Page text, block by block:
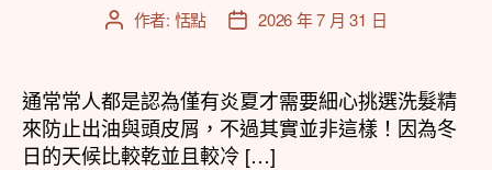
文
者
作者: 恬點
文
佈
日
期
2026 年 7 月 31 日
通常常人都是認為僅有炎夏才需要細心挑選洗髮精
來防止出油與頭皮屑，不過其實並非這樣！因為冬
日的天候比較乾並且較冷 […]